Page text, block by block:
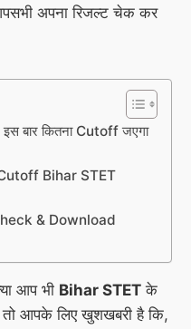
अपना रिजल्ट चेक कर
बार कितना Cutoff जएगा
Bihar STET
& Download
आप भी Bihar STETके
तो आपके लिए खुशखबरी है कि,